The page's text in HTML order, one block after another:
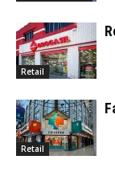
Retail
Retail